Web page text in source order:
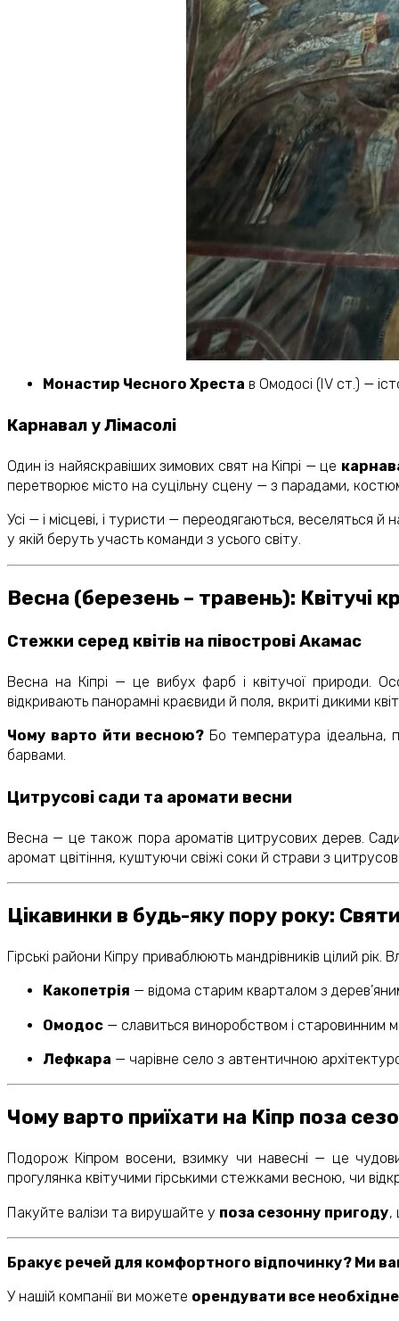
Монастир Чесного Хреста в Омодосі (IV ст.) —
Карнавал у Лімасолі
Один із найяскравіших зимових свят на Кіпрі — це
перетворює місто на суцільну сцену — з парадами,
Усі — і місцеві, і туристи — переодягаються, веселяться
у якій беруть участь команди з усього світу.
Весна (березень – травень): Квітучі
Стежки серед квітів на півострові Акамас
Весна на Кіпрі — це вибух фарб і квітучої природи.
відкривають панорамні краєвиди й поля, вкриті дикими
Чому варто йти весною?Бо температура ідеальна,
барвами.
Цитрусові сади та аромати весни
Весна — це також пора ароматів цитрусових дерев.
аромат цвітіння, куштуючи свіжі соки й страви з
Цікавинки в будь-яку пору року:
Гірські райони Кіпру приваблюють мандрівників цілий
Какопетрія — відома старим кварталом з
Омодос — славиться виноробством і старовинним
Лефкара — чарівне село з автентичною
Чому варто приїхати на Кіпр поза
Подорож Кіпром восени, взимку чи навесні — це
прогулянка квітучими гірськими стежками весною, чи
Пакуйте валізи та вирушайте у поза сезонну пригоду,
Бракує речей для комфортного відпочинку? Ми
У нашій компанії ви можете орендувати все необхідне